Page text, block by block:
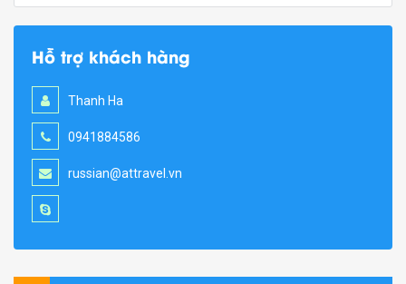
Hỗ trợ khách hàng
Thanh Ha
0941884586
russian@attravel.vn